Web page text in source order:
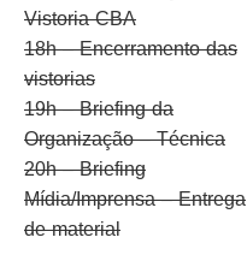
Vistoria CBA
18h – Encerramento das
vistorias
19h – Briefing da
Organização – Técnica
20h – Briefing
Mídia/Imprensa – Entrega
de material